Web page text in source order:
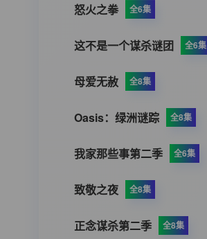
怒火之拳 全6集
这不是一个谋杀谜团 全6集
母爱无赦 全8集
Oasis：绿洲谜踪 全8集
我家那些事第二季 全6集
致敬之夜 全8集
正念谋杀第二季 全8集